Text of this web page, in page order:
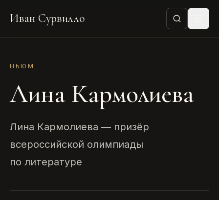
Иван Сурвилло
НЬЮМ
Лина Кармолиева
Лина Кармолиева — призёр
всероссийской олимпиады
по литературе